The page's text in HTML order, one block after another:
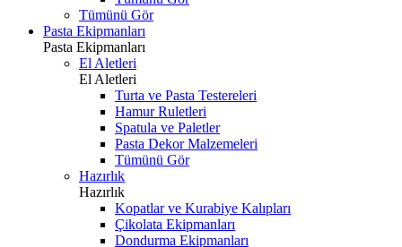
Tümünü Gör
Pasta Ekipmanları
Pasta Ekipmanları
El Aletleri
El Aletleri
Turta ve Pasta Testereleri
Hamur Ruletleri
Spatula ve Paletler
Pasta Dekor Malzemeleri
Tümünü Gör
Hazırlık
Hazırlık
Kopatlar ve Kurabiye Kalıpları
Çikolata Ekipmanları
Dondurma Ekipmanları